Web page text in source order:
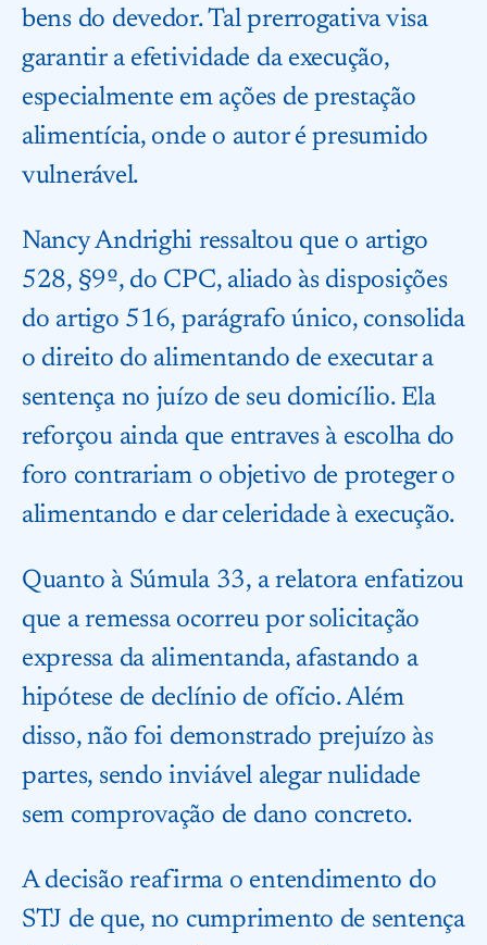
bens do devedor. Tal prerrogativa visa
garantir a efetividade da execução,
especialmente em ações de prestação
alimentícia, onde o autor é presumido
vulnerável.
Nancy Andrighi ressaltou que o artigo
528, §9º, do CPC, aliado às disposições
do artigo 516, parágrafo único, consolida
o direito do alimentando de executar a
sentença no juízo de seu domicílio. Ela
reforçou ainda que entraves à escolha do
foro contrariam o objetivo de proteger o
alimentando e dar celeridade à execução.
Quanto à Súmula 33, a relatora enfatizou
que a remessa ocorreu por solicitação
expressa da alimentanda, afastando a
hipótese de declínio de ofício. Além
disso, não foi demonstrado prejuízo às
partes, sendo inviável alegar nulidade
sem comprovação de dano concreto.
A decisão reafirma o entendimento do
STJ de que, no cumprimento de sentença